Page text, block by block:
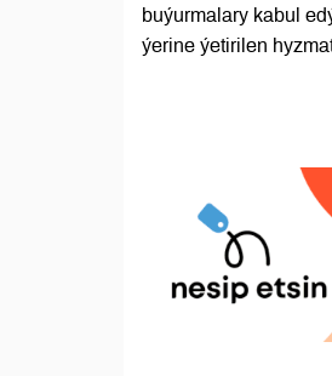
buýurmalary kabul
ýerine ýetirilen